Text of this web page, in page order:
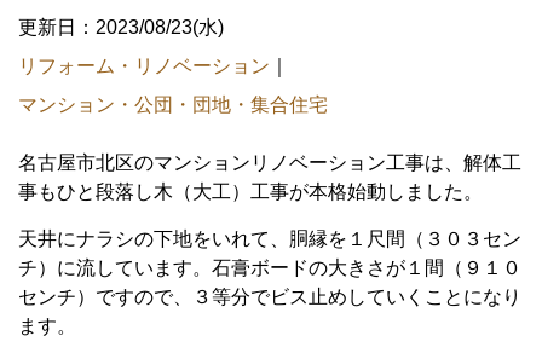
更新日：2023/08/23(水)
リフォーム・リノベーション
マンション・公団・団地・集合住宅
名古屋市北区のマンションリノベーション工事は、解体工
事もひと段落し木（大工）工事が本格始動しました。
天井にナラシの下地をいれて、胴縁を１尺間（３０３セン
チ）に流しています。石膏ボードの大きさが１間（９１０
センチ）ですので、３等分でビス止めしていくことになり
ます。